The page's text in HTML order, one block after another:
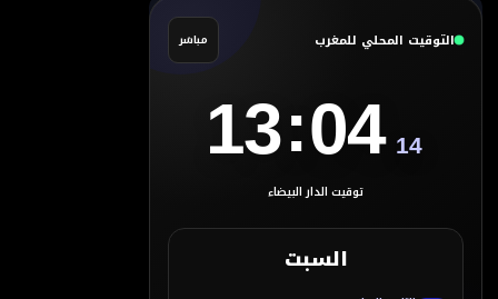
التوقيت المحلي للمغرب مباشر
13:04 14
توقيت الدار البيضاء
السبت